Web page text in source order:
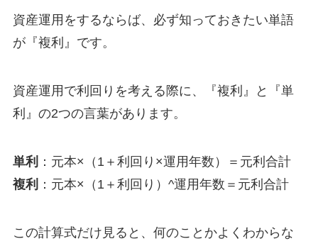
資産運用をするならば、必ず知っておきたい単語
が『複利』です。
資産運用で利回りを考える際に、『複利』と『単
利』の2つの言葉があります。
単利 ：元本×（1＋利回り×運用年数）＝元利合計
複利 ：元本×（1＋利回り）^運用年数＝元利合計
この計算式だけ見ると、何のことかよくわからな